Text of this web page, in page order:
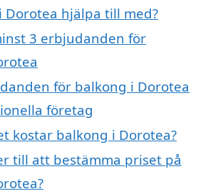
Dorotea hjälpa till med?
3 erbjudanden för
för balkong i Dorotea
företag
kostar balkong i Dorotea?
till att bestämma priset på